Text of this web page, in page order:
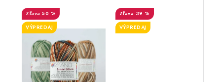
50 %
VÝPREDAJ
39 %
VÝPREDAJ